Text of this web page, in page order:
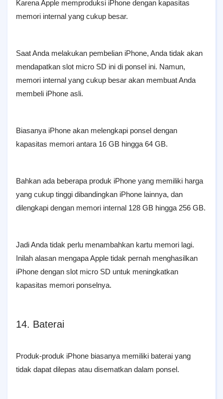
Karena Apple memproduksi iPhone dengan kapasitas
memori internal yang cukup besar.
Saat Anda melakukan pembelian iPhone, Anda tidak akan
mendapatkan slot micro SD ini di ponsel ini. Namun,
memori internal yang cukup besar akan membuat Anda
membeli iPhone asli.
Biasanya iPhone akan melengkapi ponsel dengan
kapasitas memori antara 16 GB hingga 64 GB.
Bahkan ada beberapa produk iPhone yang memiliki harga
yang cukup tinggi dibandingkan iPhone lainnya, dan
dilengkapi dengan memori internal 128 GB hingga 256 GB.
Jadi Anda tidak perlu menambahkan kartu memori lagi.
Inilah alasan mengapa Apple tidak pernah menghasilkan
iPhone dengan slot micro SD untuk meningkatkan
kapasitas memori ponselnya.
14. Baterai
Produk-produk iPhone biasanya memiliki baterai yang
tidak dapat dilepas atau disematkan dalam ponsel.